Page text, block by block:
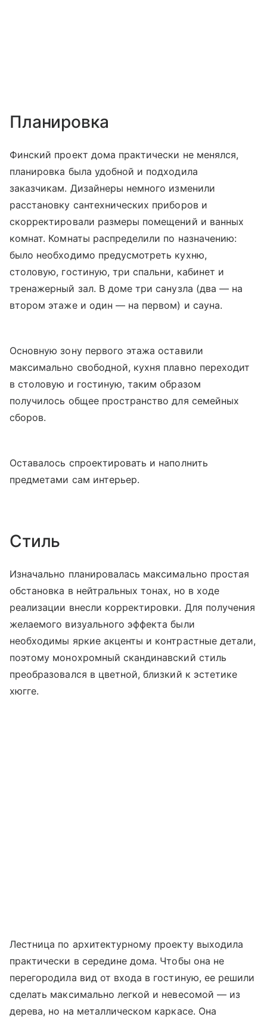
Планировка
Финский проект дома практически не менялся,
планировка была удобной и подходила
заказчикам. Дизайнеры немного изменили
расстановку сантехнических приборов и
скорректировали размеры помещений и ванных
комнат. Комнаты распределили по назначению:
было необходимо предусмотреть кухню,
столовую, гостиную, три спальни, кабинет и
тренажерный зал. В доме три санузла (два — на
втором этаже и один — на первом) и сауна.
Основную зону первого этажа оставили
максимально свободной, кухня плавно переходит
в столовую и гостиную, таким образом
получилось общее пространство для семейных
сборов.
Оставалось спроектировать и наполнить
предметами сам интерьер.
Стиль
Изначально планировалась максимально простая
обстановка в нейтральных тонах, но в ходе
реализации внесли корректировки. Для получения
желаемого визуального эффекта были
необходимы яркие акценты и контрастные детали,
поэтому монохромный скандинавский стиль
преобразовался в цветной, близкий к эстетике
хюгге.
Лестница по архитектурному проекту выходила
практически в середине дома. Чтобы она не
перегородила вид от входа в гостиную, ее решили
сделать максимально легкой и невесомой — из
дерева, но на металлическом каркасе. Она